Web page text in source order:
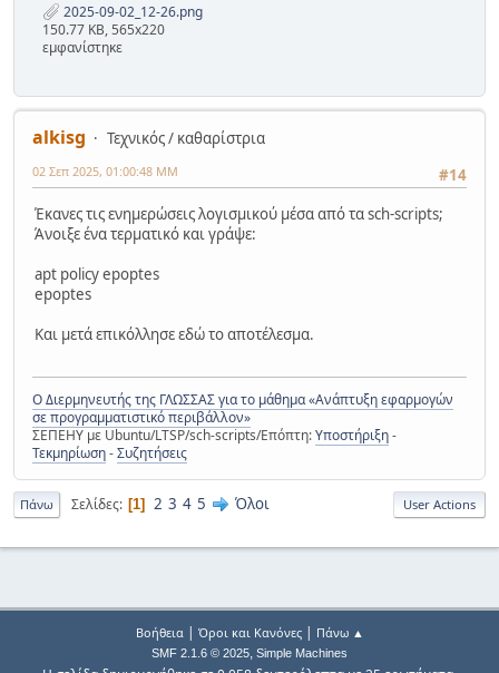
2025-09-02_12-26.png
150.77 KB, 565x220
εμφανίστηκε
alkisg
Τεχνικός / καθαρίστρια
#14
02 Σεπ 2025, 01:00:48 ΜΜ
Έκανες τις ενημερώσεις λογισμικού μέσα από τα sch-scripts;
Άνοιξε ένα τερματικό και γράψε:
apt policy epoptes
epoptes
Και μετά επικόλλησε εδώ το αποτέλεσμα.
Ο Διερμηνευτής της ΓΛΩΣΣΑΣ για το μάθημα «Ανάπτυξη εφαρμογών
σε προγραμματιστικό περιβάλλον»
ΣΕΠΕΗΥ με Ubuntu/LTSP/sch-scripts/Επόπτη:Υποστήριξη-
Τεκμηρίωση-Συζητήσεις
Πάνω Σελίδες 1 2 3 4 5 Όλοι User Actions
Βοήθεια| Όροι και Κανόνες| Πάνω ▲
SMF 2.1.6 © 2025, Simple Machines